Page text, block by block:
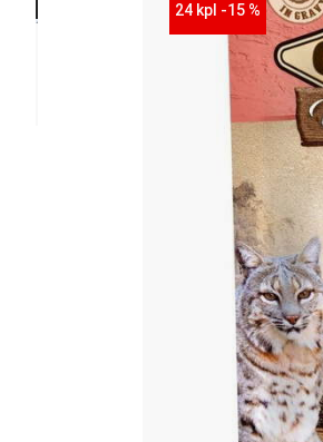
24 kpl -15 %